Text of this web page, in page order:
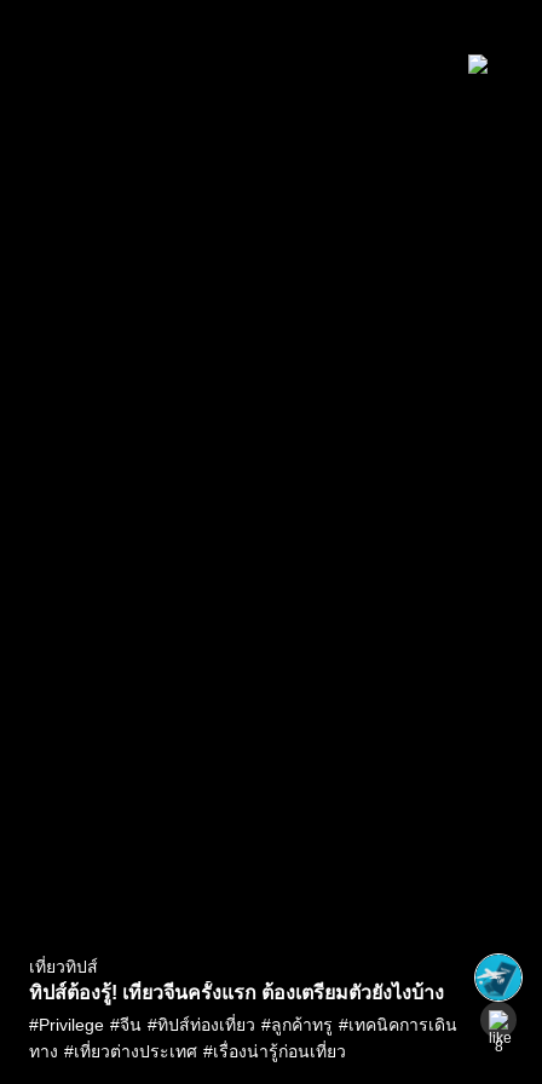
เที่ยวทิปส์
ทิปส์ต้องรู้! เที่ยวจีนครั้งแรก ต้องเตรียมตัวยังไงบ้าง
#Privilege #จีน #ทิปส์ท่องเที่ยว #ลูกค้าทรู #เทคนิคการเดิน
ทาง #เที่ยวต่างประเทศ #เรื่องน่ารู้ก่อนเที่ยว 8